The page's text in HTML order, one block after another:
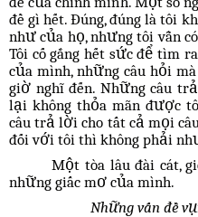
đề gì hết. Đúng, đúng là tôi
như của họ, nhưng tôi vẫn
Tôi cố gắng hết sức để tìm
của mình, những câu hỏi
giờ nghĩ đến. Những câu
lại không thỏa mãn được
câu trả lời cho tất cả mọi
đối với tôi thì không phải
Một tòa lâu đài cát,
những giấc mơ của mình.
Những vấn đề